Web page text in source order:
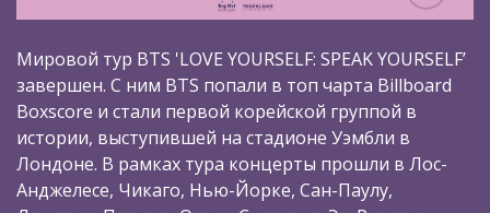
Мировой тур BTS 'LOVE YOURSELF: SPEAK YOURSELF’
завершен. С ним BTS попали в топ чарта Billboard
Boxscore и стали первой корейской группой в
истории, выступившей на стадионе Уэмбли в
Лондоне. В рамках тура концерты прошли в Лос-
Анджелесе, Чикаго, Нью-Йорке, Сан-Паулу,